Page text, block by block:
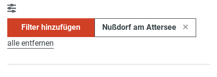
Filter hinzufügen
Nußdorf am Attersee
alle entfernen